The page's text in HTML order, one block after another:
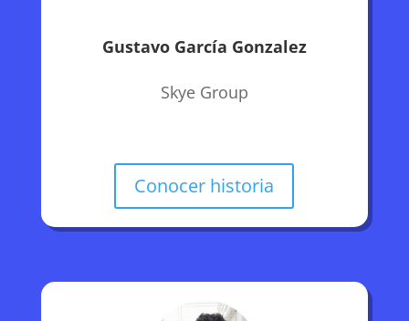
Gustavo García Gonzalez
Skye Group
Conocer historia